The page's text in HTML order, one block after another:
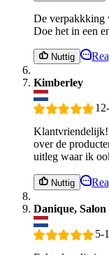
De verpakkking
Doe het in een
Nuttig
Kimberley
Klantvriendelijk!
over de
uitleg waar ik
Nuttig
Danique,
5-